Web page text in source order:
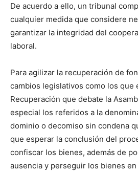
De acuerdo a ello, un tribunal
cualquier medida que considere
garantizar la integridad del
laboral.
Para agilizar la recuperación de
cambios legislativos como los que
Recuperación que debate la
especial los referidos a la
dominio o decomiso sin condena
que esperar la conclusión del
confiscar los bienes, además de
ausencia y perseguir los bienes